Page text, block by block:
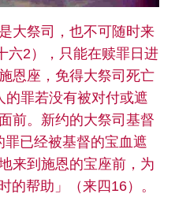
大祭司，也不可随时来
六2），只能在赎罪日进
恩座，免得大祭司死亡
的罪若没有被对付或遮
前。新约的大祭司基督
已经被基督的宝血遮
来到施恩的宝座前，为
的帮助」（来四16）。